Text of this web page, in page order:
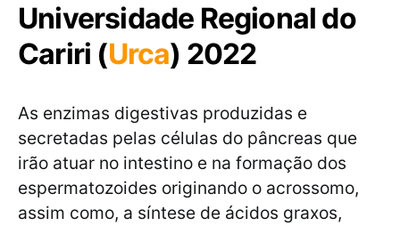
Universidade Regional do
Cariri (Urca) 2022
As enzimas digestivas produzidas e
secretadas pelas células do pâncreas que
irão atuar no intestino e na formação dos
espermatozoides originando o acrossomo,
assim como, a síntese de ácidos graxos,